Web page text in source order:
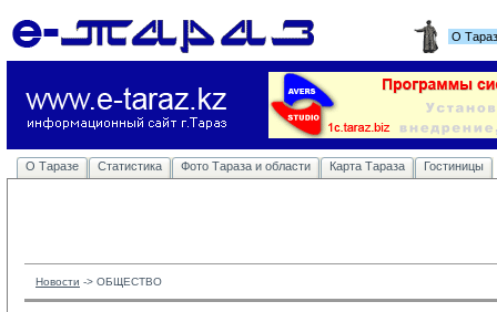
О
О Таразе Статистика Фото Тараза и области Карта Тараза Гостиницы
Новости -> ОБЩЕСТВО